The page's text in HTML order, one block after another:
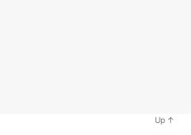
Up ↑